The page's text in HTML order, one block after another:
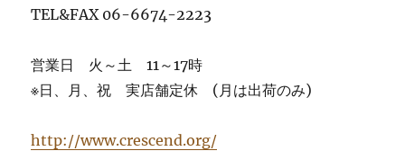
TEL&FAX 06-6674-2223
営業日 火～土 11～17時
※日、月、祝 実店舗定休 (月は出荷のみ)
http://www.crescend.org/